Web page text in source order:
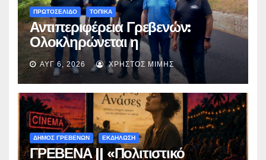
ΠΡΩΤΟΣΕΛΙΔΟ ΤΟΠΙΚΑ
Αντιπεριφέρεια Γρεβενών:
Ολοκληρώνεται η
ασφαλτόστρωση της οδού
Περιβόλι – Αβδέλλα
ΑΥΓ 6, 2026 ΧΡΉΣΤΟΣ ΜΊΜΗΣ
ΔΗΜΟΣ ΓΡΕΒΕΝΩΝ ΕΚΔΗΛΩΣΗ
ΓΡΕΒΕΝΑ || «Πολιτιστικό